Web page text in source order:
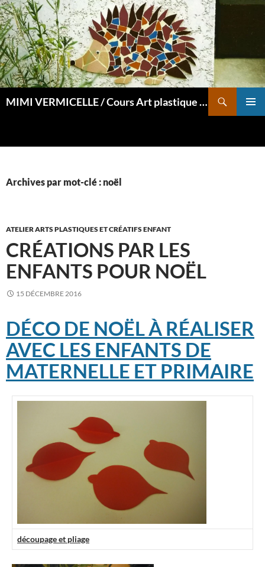
Aller
au
contenu
MIMI VERMICELLE / Cours Art plastique et mosaïque
Archives par mot-clé : noël
ATELIER ARTS PLASTIQUES ET CRÉATIFS ENFANT
CRÉATIONS PAR LES
ENFANTS POUR NOËL
15 DÉCEMBRE 2016
DÉCO DE NOËL À RÉALISER
AVEC LES ENFANTS DE
MATERNELLE ET PRIMAIRE
découpage et pliage